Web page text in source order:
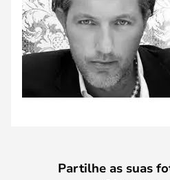
Partilhe as suas